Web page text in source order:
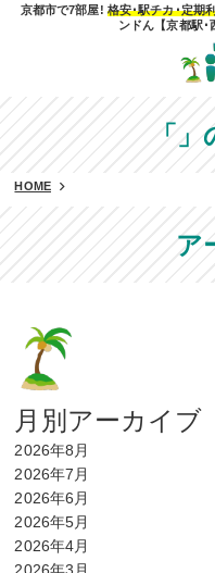
京都市で7部屋! 格安･駅チカ･定期
ンドん【京都駅･
「
HOME
ア
月別アーカイブ
2026年8月
2026年7月
2026年6月
2026年5月
2026年4月